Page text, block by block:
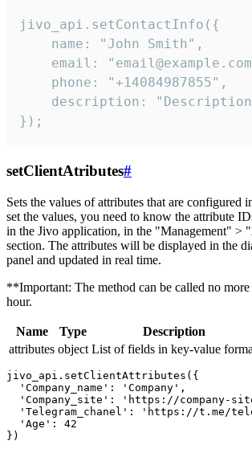
jivo_api.setContactInfo({
    name: "John Smith",
email:
    phone: "+14084987855",
description:
});
setClientAtributes#
Sets the values ​​of attributes that are configured
set the values, you need to know the attribute
in the Jivo application, in the "Management" >
section. The attributes will be displayed in the
panel and updated in real time.
**Important: The method can be called no
hour.
Name Type
Description
attributes object List of fields in key-value
jivo_api.setClientAttributes({
  'Company_name': 'Company',
'Company_site': 'https://company-
'Telegram_chanel': 'https://t.me/
  'Age': 42